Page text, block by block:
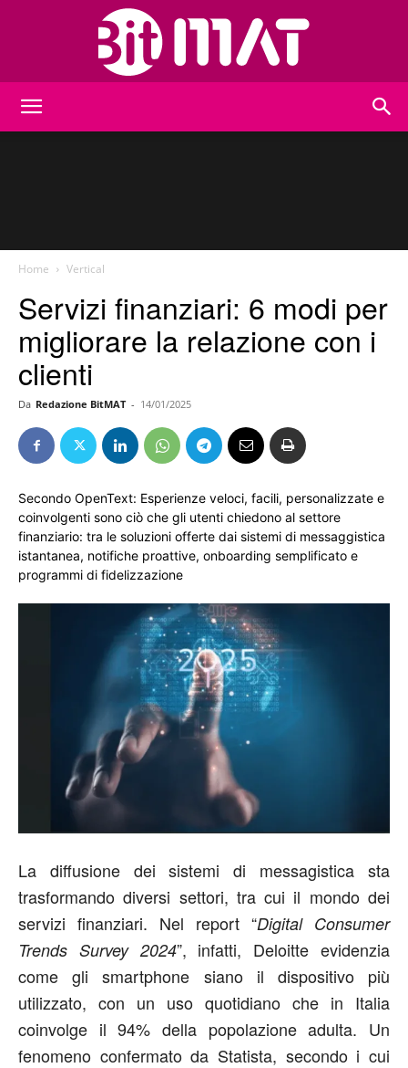
Home Vertical
Servizi finanziari: 6 modi per
migliorare la relazione con i
clienti
Da Redazione BitMAT - 14/01/2025
Secondo OpenText: Esperienze veloci, facili, personalizzate e
coinvolgenti sono ciò che gli utenti chiedono al settore
finanziario: tra le soluzioni offerte dai sistemi di messaggistica
istantanea, notifiche proattive, onboarding semplificato e
programmi di fidelizzazione
La diffusione dei sistemi di messagistica sta
trasformando diversi settori, tra cui il mondo dei
servizi finanziari. Nel report “Digital Consumer
Trends Survey 2024”, infatti, Deloitte evidenzia
come gli smartphone siano il dispositivo più
utilizzato, con un uso quotidiano che in Italia
coinvolge il 94% della popolazione adulta. Un
fenomeno confermato da Statista, secondo i cui